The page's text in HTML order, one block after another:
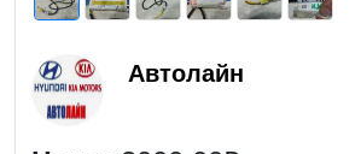
Автолайн